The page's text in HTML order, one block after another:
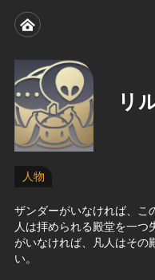
リ
人物
ザンダーがいなければ、こ
人は拝められる殿堂を一つ
がいなければ、凡人はその
い。